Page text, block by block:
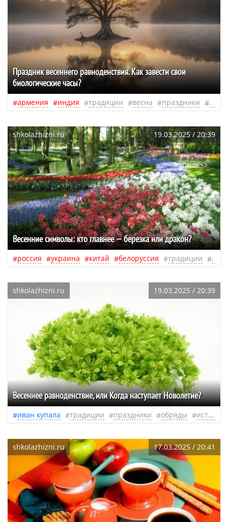
Праздник весеннего равноденствия. Как завести свои
биологические часы?
армения индия традиции весна праздники
shkolazhizni.ru 19.03.2025 / 20:39
Весенние символы: кто главнее — березка или дракон?
россия украина китай белоруссия традиции
shkolazhizni.ru 19.03.2025 / 20:39
Весеннее равноденствие, или Когда наступает Новолетие?
иван купала традиции праздники обряды история
shkolazhizni.ru 17.03.2025 / 20:41